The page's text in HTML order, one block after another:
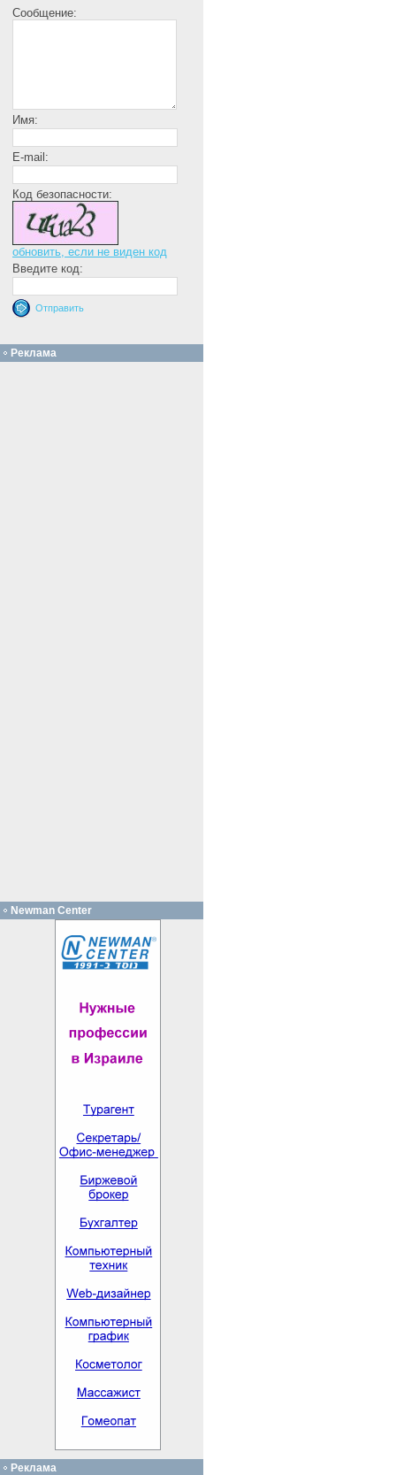
Сообщение:
Имя:
E-mail:
Код безопасности:
обновить, если не виден код
Введите код:
Реклама
Newman Center
Реклама